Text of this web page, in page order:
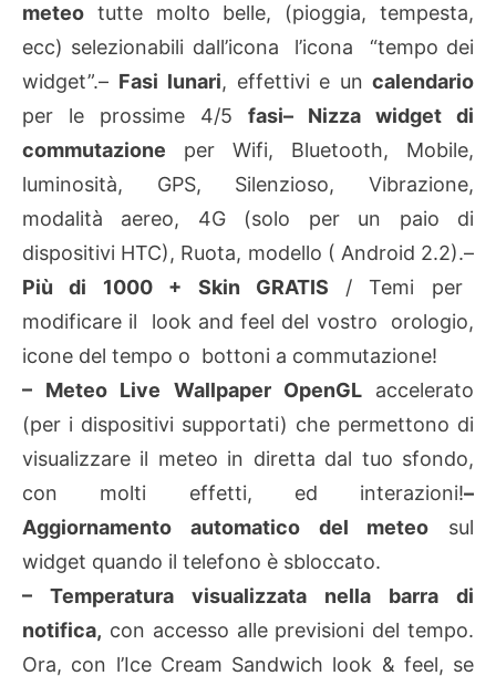
meteo tutte molto belle, (pioggia, tempesta,
ecc) selezionabili dall’icona l’icona “tempo dei
widget”.– Fasi lunari, effettivi e un calendario
per le prossime 4/5 fasi– Nizza widget di
commutazione per Wifi, Bluetooth, Mobile,
luminosità, GPS, Silenzioso, Vibrazione,
modalità aereo, 4G (solo per un paio di
dispositivi HTC), Ruota, modello ( Android 2.2).–
Più di 1000 + Skin GRATIS / Temi per
modificare il ​​look and feel del vostro orologio,
icone del tempo o bottoni a commutazione!
– Meteo Live Wallpaper OpenGL accelerato
(per i dispositivi supportati) che permettono di
visualizzare il meteo in diretta dal tuo sfondo,
con molti effetti, ed interazioni!–
Aggiornamento automatico del meteo sul
widget quando il telefono è sbloccato.
– Temperatura visualizzata nella barra di
notifica, con accesso alle previsioni del tempo.
Ora, con l’Ice Cream Sandwich look & feel, se